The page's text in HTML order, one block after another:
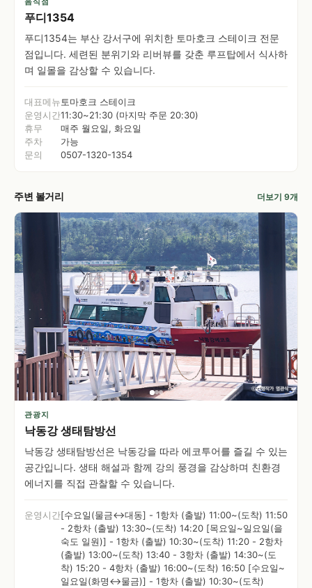
푸디1354
푸디1354는 부산 강서구에 위치한 토마호크 스테이크 전문
점입니다. 세련된 분위기와 리버뷰를 갖춘 루프탑에서 식사하
며 일몰을 감상할 수 있습니다.
대표메뉴토마호크 스테이크
운영시간11:30~21:30 (마지막 주문 20:30)
휴무
매주 월요일, 화요일
주차
가능
문의
0507-1320-1354
주변 볼거리 더보기 9개
관광지
낙동강 생태탐방선
낙동강 생태탐방선은 낙동강을 따라 에코투어를 즐길 수 있는
공간입니다. 생태 해설과 함께 강의 풍경을 감상하며 친환경
에너지를 직접 관찰할 수 있습니다.
운영시간[수요일(물금↔대동] - 1항차 (출발) 11:00~(도착) 11:50
- 2항차 (출발) 13:30~(도착) 14:20 [목요일~일요일(을
숙도 일원)] - 1항차 (출발) 10:30~(도착) 11:20 - 2항차
(출발) 13:00~(도착) 13:40 - 3항차 (출발) 14:30~(도
착) 15:20 - 4항차 (출발) 16:00~(도착) 16:50 [수요일~
일요일(화명↔물금)] - 1항차 (출발) 10:30~(도착)